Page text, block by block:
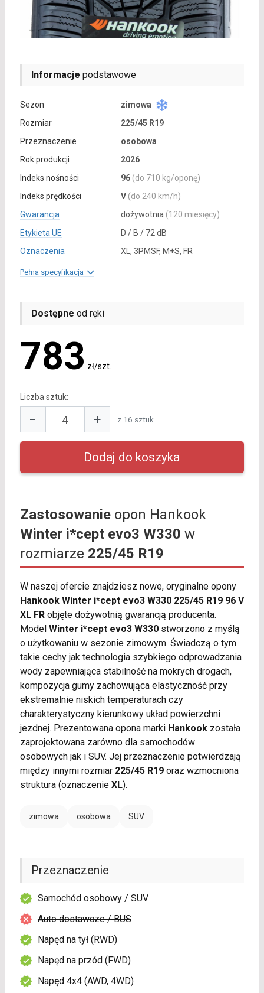
Informacje podstawowe
Sezon
zimowa
Rozmiar
225/45 R19
Przeznaczenie
osobowa
Rok produkcji
2026
Indeks nośności
96 (do 710 kg/oponę)
Indeks prędkości
V (do 240 km/h)
Gwarancja
dożywotnia (120 miesięcy)
Etykieta UE
D / B / 72 dB
Oznaczenia
XL, 3PMSF, M+S, FR
Pełna specyfikacja
Dostępne od ręki
783 zł/szt.
Liczba sztuk:
− + z 16 sztuk
Zastosowanieopon Hankook
Winter i*cept evo3 W330 w
rozmiarze 225/45 R19
W naszej ofercie znajdziesz nowe, oryginalne opony
Hankook Winter i*cept evo3 W330 225/45 R19 96 V
XL FRobjęte dożywotnią gwarancją producenta.
Model Winter i*cept evo3 W330stworzono z myślą
o użytkowaniu w sezonie zimowym. Świadczą o tym
takie cechy jak technologia szybkiego odprowadzania
wody zapewniająca stabilność na mokrych drogach,
kompozycja gumy zachowująca elastyczność przy
ekstremalnie niskich temperaturach czy
charakterystyczny kierunkowy układ powierzchni
jezdnej. Prezentowana opona marki Hankookzostała
zaprojektowana zarówno dla samochodów
osobowych jak i SUV. Jej przeznaczenie potwierdzają
między innymi rozmiar 225/45 R19oraz wzmocniona
struktura (oznaczenie XL).
zimowa osobowa SUV
Przeznaczenie
Samochód osobowy / SUV
Auto dostawcze / BUS
Napęd na tył (RWD)
Napęd na przód (FWD)
Napęd 4x4 (AWD, 4WD)